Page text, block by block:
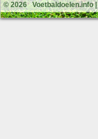
© 2026Voetbaldoelen.info|